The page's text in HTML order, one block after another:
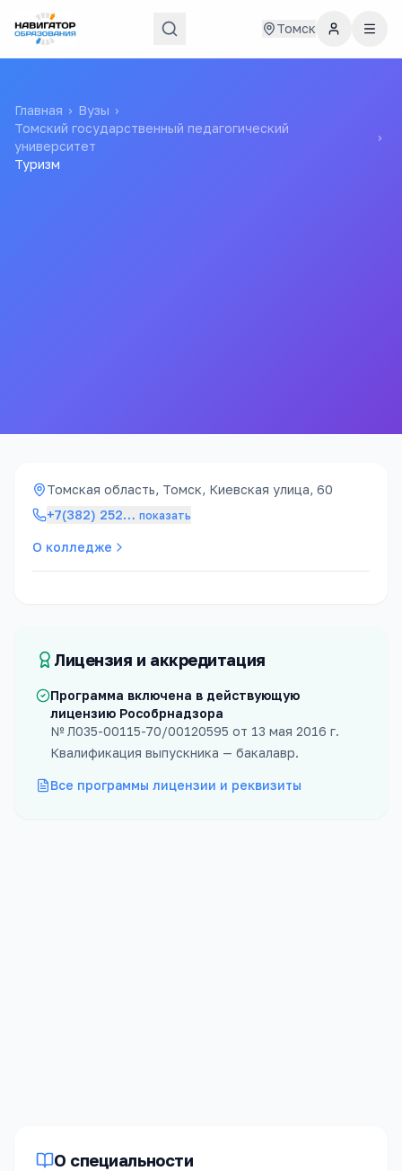
Томск
Главная › Вузы ›
Томский государственный педагогический
университет
›
Туризм
Томская область, Томск, Киевская улица, 60
+7(382) 252… показать
О колледже
Лицензия и аккредитация
Программа включена в действующую
лицензию Рособрнадзора
№ Л035-00115-70/00120595 от 13 мая 2016 г.
Квалификация выпускника — бакалавр.
Все программы лицензии и реквизиты
О специальности